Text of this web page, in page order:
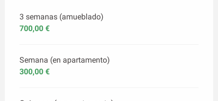
3 semanas (amueblado)
700,00 €
Semana (en apartamento)
300,00 €